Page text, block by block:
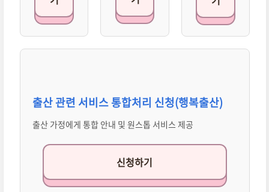
출산 관련 서비스 통합처리 신청(행복출산)
출산 가정에게 통합 안내 및 원스톱 서비스 제공
신청하기